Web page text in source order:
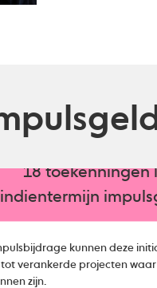
18 toekenningen
indientermijn
kunnen deze
verankerde projecten
zijn.